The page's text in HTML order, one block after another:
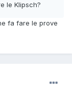
le Klipsch?
fa fare le prove